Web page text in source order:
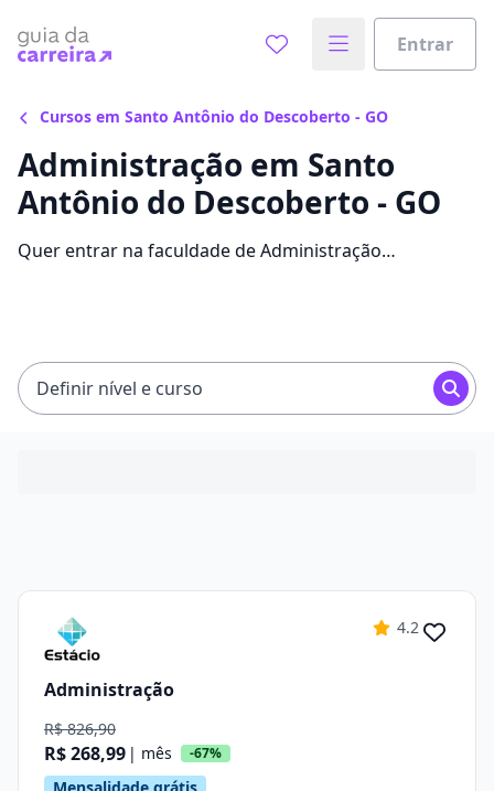
Entrar
Cursos em Santo Antônio do Descoberto - GO
Administração em Santo
Antônio do Descoberto - GO
Quer entrar na faculdade de Administração
Definir nível e curso
4.2
Administração
R$ 826,90
R$ 268,99 | mês -67%